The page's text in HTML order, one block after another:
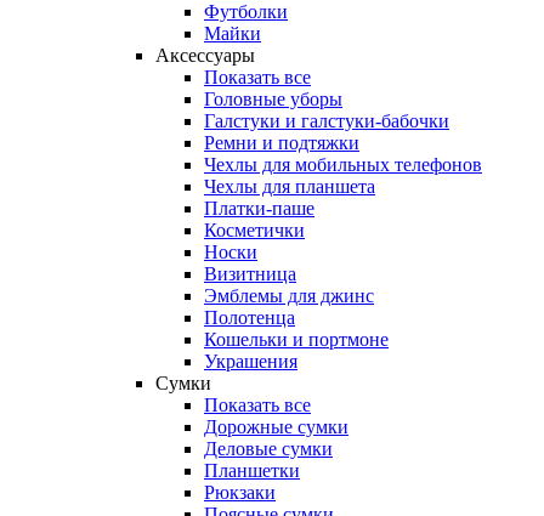
Футболки
Майки
Аксессуары
Показать все
Головные уборы
Галстуки и галстуки-бабочки
Ремни и подтяжки
Чехлы для мобильных телефонов
Чехлы для планшета
Платки-паше
Косметички
Носки
Визитница
Эмблемы для джинс
Полотенца
Кошельки и портмоне
Украшения
Сумки
Показать все
Дорожные сумки
Деловые сумки
Планшетки
Рюкзаки